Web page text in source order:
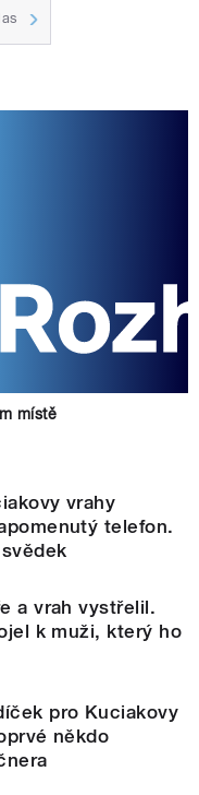
místě
vrahy
telefon.
a vrah vystřelil.
k muži, který ho
pro Kuciakovy
někdo